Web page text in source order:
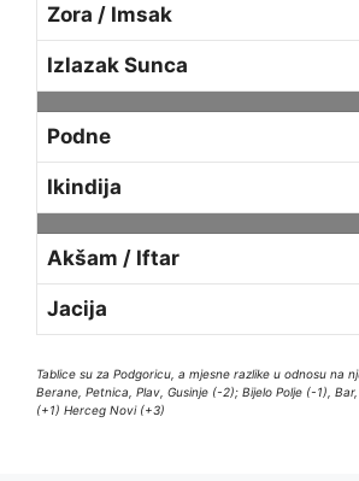
Zora / Imsak
Izlazak Sunca
Podne
Ikindija
Akšam / Iftar
Jacija
Tablice su za Podgoricu, a mjesne razlike u odnosu na
Berane, Petnica, Plav, Gusinje (-2); Bijelo Polje (-1),
(+1) Herceg Novi (+3)